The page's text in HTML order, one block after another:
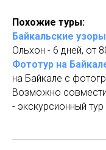
Похожие туры:
Байкальские узоры
Ольхон - 6 дней, от
Фототур на
на Байкале с
Возможно
- экскурсионный